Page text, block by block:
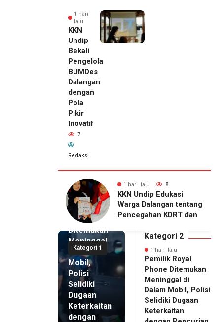
1 hari
lalu
KKN
Undip
Bekali
Pengelola
BUMDes
Dalangan
dengan
Pola
Pikir
Inovatif
7
Redaksi
1 hari lalu 7
KKN Undip Bekali
Pengelola BUMDes
Dalangan dengan Pola
Kategori 1
1 hari lalu
Pemilik
Royal
Phone
Ditemukan
Meninggal
di Dalam
Mobil,
Polisi
Selidiki
Dugaan
Keterkaitan
dengan
Kategori 2
1 hari lalu
Pemilik Royal
Phone Ditemukan
Meninggal di
Dalam Mobil, Polisi
Selidiki Dugaan
Keterkaitan